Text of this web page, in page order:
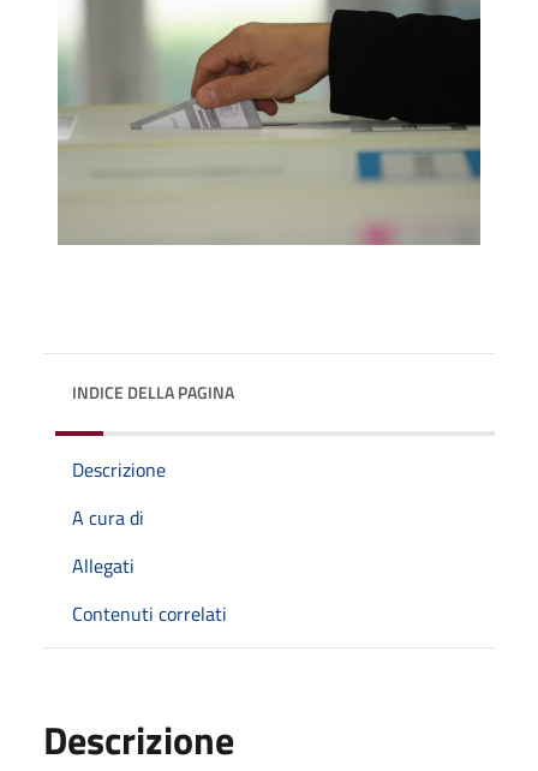
INDICE DELLA PAGINA
Descrizione
A cura di
Allegati
Contenuti correlati
Descrizione